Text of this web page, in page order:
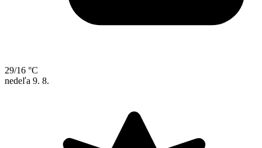
29/16 °C
nedeľa 9. 8.